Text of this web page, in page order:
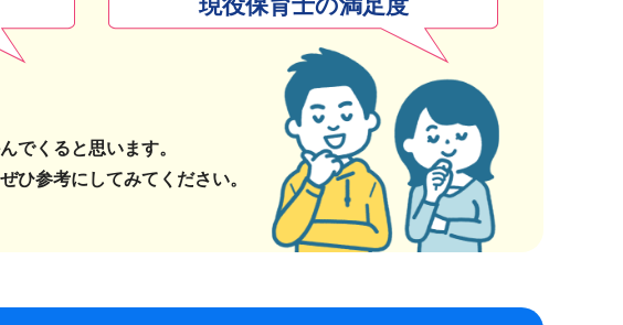
現役保育士の満足度
でくると思います。
ひ参考にしてみてください。